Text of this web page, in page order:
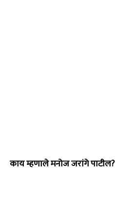
काय म्हणाले मनोज जरांगे पाटील?